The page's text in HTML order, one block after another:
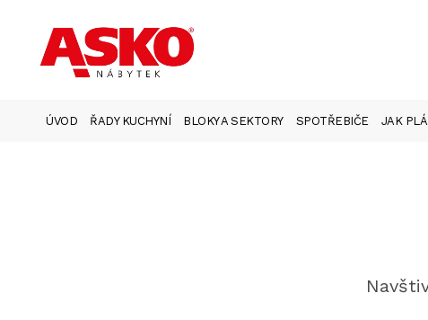
ÚVOD ŘADY KUCHYNÍ BLOKY A SEKTORY SPOTŘEBIČE JAK